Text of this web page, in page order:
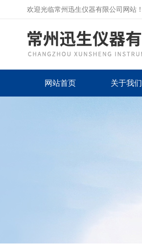
欢迎光临常州迅生仪器有限公司网站！
网站首页 关于我们